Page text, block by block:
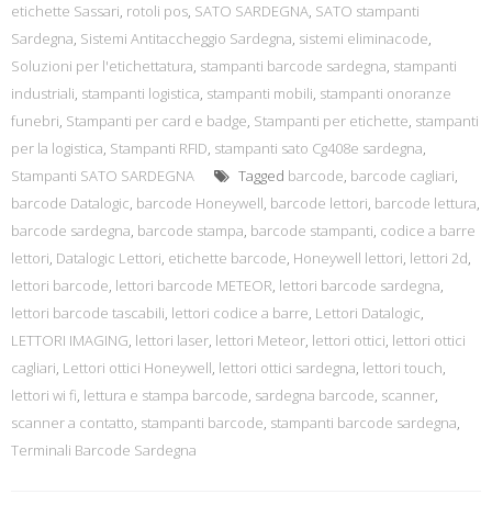
etichette Sassari, rotoli pos, SATO SARDEGNA, SATO stampanti
Sardegna, Sistemi Antitaccheggio Sardegna, sistemi eliminacode,
Soluzioni per l'etichettatura, stampanti barcode sardegna, stampanti
industriali, stampanti logistica, stampanti mobili, stampanti onoranze
funebri, Stampanti per card e badge, Stampanti per etichette, stampanti
per la logistica, Stampanti RFID, stampanti sato Cg408e sardegna,
Stampanti SATO SARDEGNA
Tagged barcode, barcode cagliari,
barcode Datalogic, barcode Honeywell, barcode lettori, barcode lettura,
barcode sardegna, barcode stampa, barcode stampanti, codice a barre
lettori, Datalogic Lettori, etichette barcode, Honeywell lettori, lettori 2d,
lettori barcode, lettori barcode METEOR, lettori barcode sardegna,
lettori barcode tascabili, lettori codice a barre, Lettori Datalogic,
LETTORI IMAGING, lettori laser, lettori Meteor, lettori ottici, lettori ottici
cagliari, Lettori ottici Honeywell, lettori ottici sardegna, lettori touch,
lettori wi fi, lettura e stampa barcode, sardegna barcode, scanner,
scanner a contatto, stampanti barcode, stampanti barcode sardegna,
Terminali Barcode Sardegna